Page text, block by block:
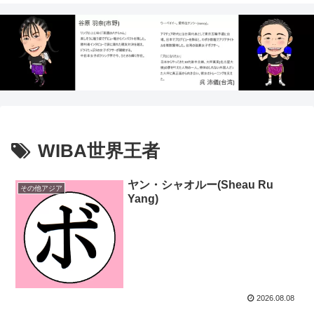
WIBA世界王者
その他アジア
ヤン・シャオルー(Sheau Ru
Yang)
2026.08.08